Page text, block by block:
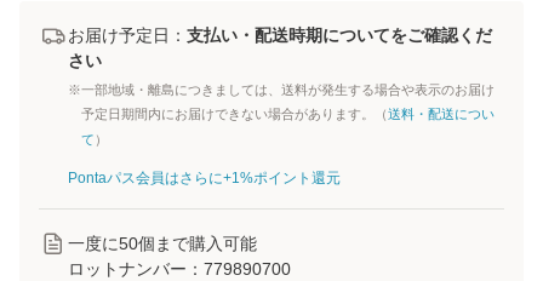
お届け予定日： 支払い・配送時期についてをご確認くだ
さい
※一部地域・離島につきましては、送料が発生する場合や表示のお届け
予定日期間内にお届けできない場合があります。（送料・配送につい
て ）
Pontaパス会員はさらに+1%ポイント還元
一度に50個まで購入可能
ロットナンバー： 779890700